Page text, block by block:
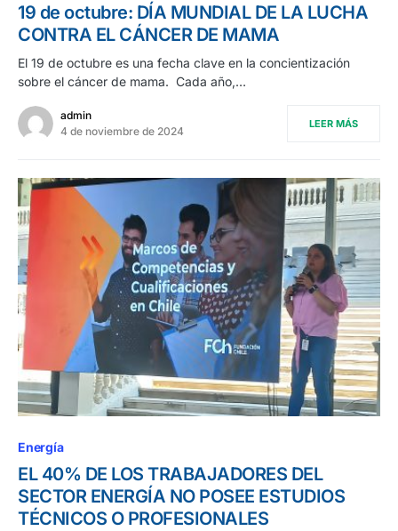
19 de octubre: DÍA MUNDIAL DE LA LUCHA
CONTRA EL CÁNCER DE MAMA
El 19 de octubre es una fecha clave en la concientización
sobre el cáncer de mama. Cada año,…
admin
4 de noviembre de 2024
LEER MÁS
Energía
EL 40% DE LOS TRABAJADORES DEL
SECTOR ENERGÍA NO POSEE ESTUDIOS
TÉCNICOS O PROFESIONALES